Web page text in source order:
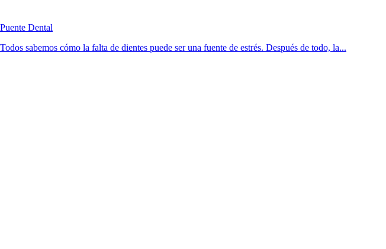
Puente Dental
Todos sabemos cómo la falta de dientes puede ser una fuente de estrés. Después de todo, la...